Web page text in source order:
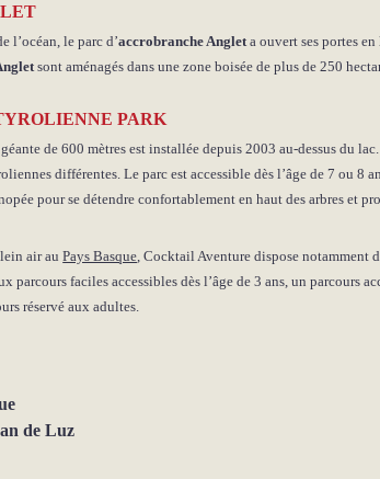
l’océan, le parc d’accrobranche Anglet a ouvert ses portes
sont aménagés dans une zone boisée de plus de 250
PARK
de 600 mètres est installée depuis 2003 au-dessus du
différentes. Le parc est accessible dès l’âge de 7 ou
pour se détendre confortablement en haut des arbres et
air auPays Basque, Cocktail Aventure dispose notamment
parcours faciles accessibles dès l’âge de 3 ans, un parcours
réservé aux adultes.
de Luz